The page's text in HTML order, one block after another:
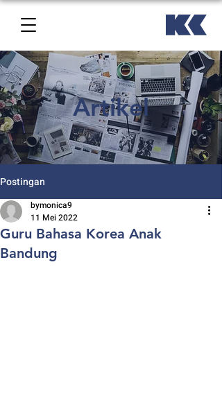
Artikel
Postingan
Guru Bahasa Korea Anak
Bandung
bymonica9
11 Mei 2022